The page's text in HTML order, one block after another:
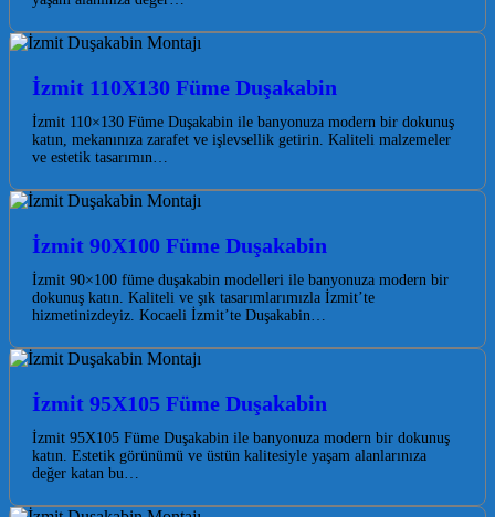
İzmit 110X130 Füme Duşakabin
İzmit 110×130 Füme Duşakabin ile banyonuza modern bir dokunuş
katın, mekanınıza zarafet ve işlevsellik getirin. Kaliteli malzemeler
ve estetik tasarımın…
İzmit 90X100 Füme Duşakabin
İzmit 90×100 füme duşakabin modelleri ile banyonuza modern bir
dokunuş katın. Kaliteli ve şık tasarımlarımızla İzmit’te
hizmetinizdeyiz. Kocaeli İzmit’te Duşakabin…
İzmit 95X105 Füme Duşakabin
İzmit 95X105 Füme Duşakabin ile banyonuza modern bir dokunuş
katın. Estetik görünümü ve üstün kalitesiyle yaşam alanlarınıza
değer katan bu…